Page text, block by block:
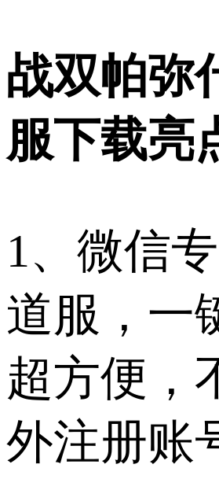
战双帕弥
服下载亮
1、微信
道服，一
超方便，
外注册账